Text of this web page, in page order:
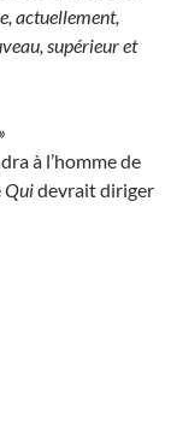
actuellement,
supérieur et
à l’homme de
Quidevrait diriger